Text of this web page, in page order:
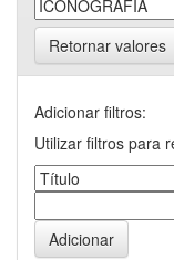
Retornar valores
Adicionar filtros:
Utilizar filtros para